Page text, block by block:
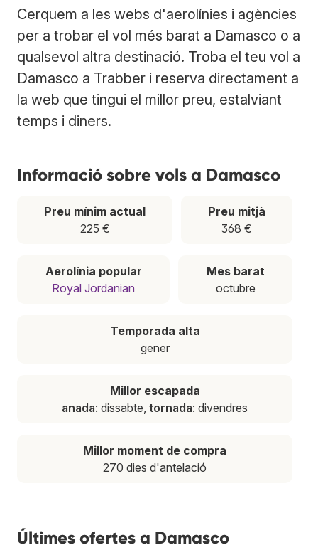
Cerquem a les webs d'aerolínies i agències
per a trobar el vol més barat a Damasco o a
qualsevol altra destinació. Troba el teu vol a
Damasco a Trabber i reserva directament a
la web que tingui el millor preu, estalviant
temps i diners.
Informació sobre vols a Damasco
Preu mínim actual
225 €
Preu mitjà
368 €
Aerolínia popular
Royal Jordanian
Mes barat
octubre
Temporada alta
gener
Millor escapada
anada: dissabte, tornada: divendres
Millor moment de compra
270 dies d'antelació
Últimes ofertes a Damasco